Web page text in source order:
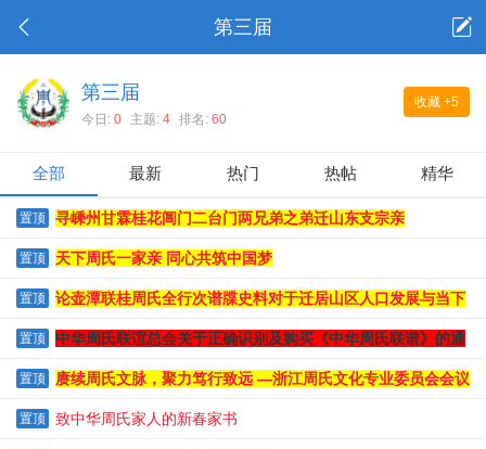
第三届
收藏 +5
第三届
今日: 0 主题: 4 排名: 60
全部 最新 热门 热帖 精华
置顶 寻嵊州甘霖桂花阊门二台门两兄弟之弟迁山东支宗亲
置顶 天下周氏一家亲 同心共筑中国梦
置顶 论壶潭联桂周氏全行次谱牒史料对于迁居山区人口发展与当下
人口下滑危机的独特文史价值
置顶 中华周氏联谊总会关于正确识别及购买《中华周氏联谱》的通
知
置顶 赓续周氏文脉，聚力笃行致远 —浙江周氏文化专业委员会会议
纪实
置顶 致中华周氏家人的新春家书